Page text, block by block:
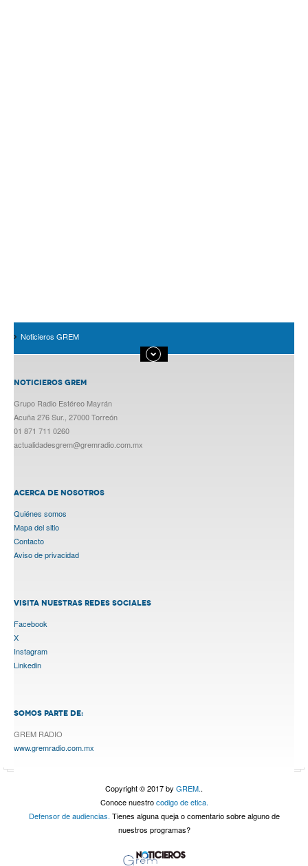
Noticieros GREM
NOTICIEROS GREM
Grupo Radio Estéreo Mayrán
Acuña 276 Sur., 27000 Torreón
01 871 711 0260
actualidadesgrem@gremradio.com.mx
ACERCA DE NOSOTROS
Quiénes somos
Mapa del sitio
Contacto
Aviso de privacidad
VISITA NUESTRAS REDES SOCIALES
Facebook
X
Instagram
Linkedin
SOMOS PARTE DE:
GREM RADIO
www.gremradio.com.mx
Copyright © 2017 by GREM..
Conoce nuestrocodigo de etica.
Defensor de audiencias. Tienes alguna queja o comentario sobre alguno de
nuestros programas?